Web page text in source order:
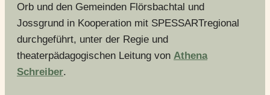
Orb und den Gemeinden Flörsbachtal und
Jossgrund in Kooperation mit SPESSARTregional
durchgeführt, unter der Regie und
theaterpädagogischen Leitung von Athena
Schreiber.